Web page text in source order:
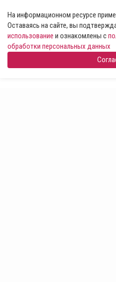
На информационном ресурсе
Оставаясь на сайте, вы
использование и ознакомлены с
обработки персональных данных